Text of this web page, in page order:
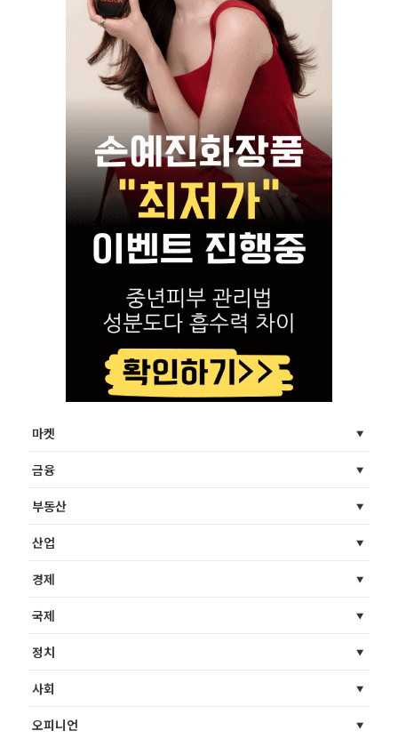
마켓
금융
부동산
산업
경제
국제
정치
사회
오피니언